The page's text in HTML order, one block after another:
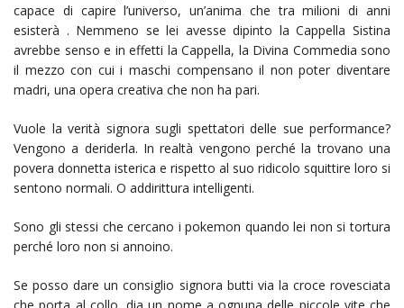
capace di capire l’universo, un’anima che tra milioni di anni
esisterà . Nemmeno se lei avesse dipinto la Cappella Sistina
avrebbe senso e in effetti la Cappella, la Divina Commedia sono
il mezzo con cui i maschi compensano il non poter diventare
madri, una opera creativa che non ha pari.
Vuole la verità signora sugli spettatori delle sue performance?
Vengono a deriderla. In realtà vengono perché la trovano una
povera donnetta isterica e rispetto al suo ridicolo squittire loro si
sentono normali. O addirittura intelligenti.
Sono gli stessi che cercano i pokemon quando lei non si tortura
perché loro non si annoino.
Se posso dare un consiglio signora butti via la croce rovesciata